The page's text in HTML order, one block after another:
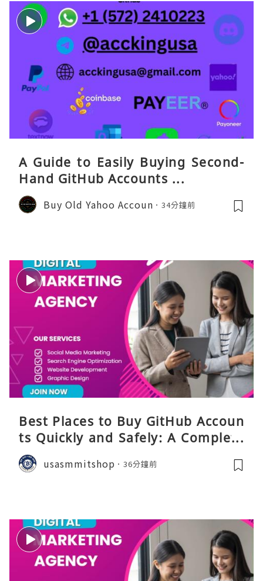
A Guide to Easily Buying Second-
Hand GitHub Accounts ...
Buy Old Yahoo Accoun 34分鐘前
Best Places to Buy GitHub Accoun
ts Quickly and Safely: A Complete
Guide
usasmmitshop 36分鐘前